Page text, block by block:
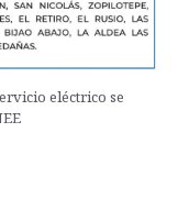
eléctrico se